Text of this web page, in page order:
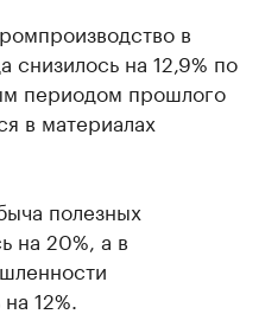
в
снизилось на 12,9% по
периодом прошлого
в материалах
полезных
на 20%, а в
12%.